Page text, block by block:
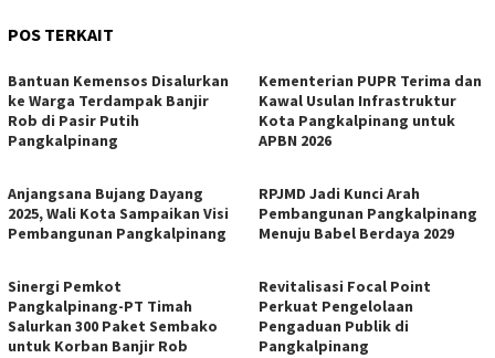
POS TERKAIT
Bantuan Kemensos Disalurkan
ke Warga Terdampak Banjir
Rob di Pasir Putih
Pangkalpinang
Kementerian PUPR Terima dan
Kawal Usulan Infrastruktur
Kota Pangkalpinang untuk
APBN 2026
Anjangsana Bujang Dayang
2025, Wali Kota Sampaikan Visi
Pembangunan Pangkalpinang
RPJMD Jadi Kunci Arah
Pembangunan Pangkalpinang
Menuju Babel Berdaya 2029
Sinergi Pemkot
Pangkalpinang-PT Timah
Salurkan 300 Paket Sembako
untuk Korban Banjir Rob
Revitalisasi Focal Point
Perkuat Pengelolaan
Pengaduan Publik di
Pangkalpinang